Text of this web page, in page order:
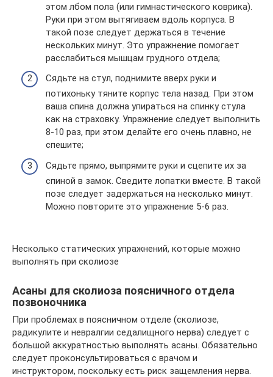
этом лбом пола (или гимнастического коврика).
Руки при этом вытягиваем вдоль корпуса. В
такой позе следует держаться в течение
нескольких минут. Это упражнение помогает
расслабиться мышцам грудного отдела;
Сядьте на стул, поднимите вверх руки и
потихоньку тяните корпус тела назад. При этом
ваша спина должна упираться на спинку стула
как на страховку. Упражнение следует выполнить
8-10 раз, при этом делайте его очень плавно, не
спешите;
Сядьте прямо, выпрямите руки и сцепите их за
спиной в замок. Сведите лопатки вместе. В такой
позе следует задержаться на несколько минут.
Можно повторите это упражнение 5-6 раз.
Несколько статических упражнений, которые можно
выполнять при сколиозе
Асаны для сколиоза поясничного отдела
позвоночника
При проблемах в поясничном отделе (сколиозе,
радикулите и невралгии седалищного нерва) следует с
большой аккуратностью выполнять асаны. Обязательно
следует проконсультироваться с врачом и
инструктором, поскольку есть риск защемления нерва.